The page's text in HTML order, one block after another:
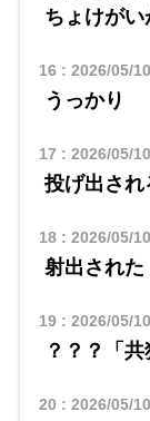
ちょけが
16 : 2026/05/
うっかり
17 : 2026/05/
投げ出され
18: 2026/05/
射出された
19: 2026/05/
？？？「共
20 : 2026/05/